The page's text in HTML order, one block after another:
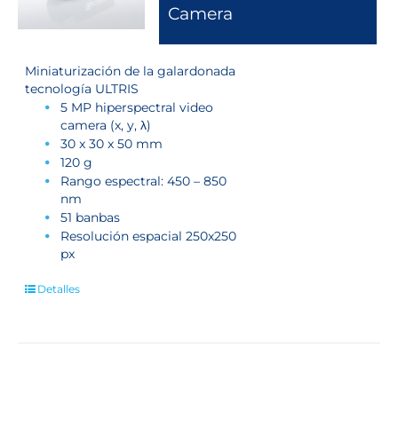
Camera
Miniaturización de la galardonada
tecnología ULTRIS
5 MP hiperspectral video
camera (x, y, λ)
30 x 30 x 50 mm
120 g
Rango espectral: 450 – 850
nm
51 banbas
Resolución espacial 250x250
px
Detalles